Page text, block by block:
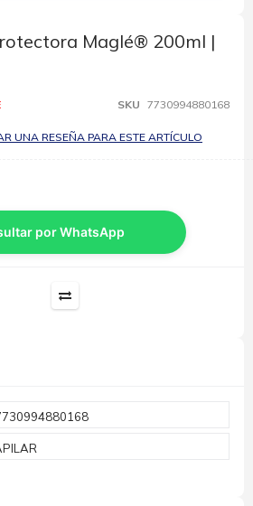
Maglé® 200ml |
SKU 7730994880168
UNA RESEÑA PARA ESTE ARTÍCULO
por WhatsApp